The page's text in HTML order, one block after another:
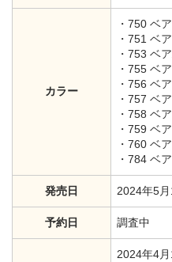
カラー
・750 ベ
・751 ベ
・753 ベ
・755 ベ
・756 ベ
・757 ベ
・758 ベ
・759 ベ
・760 ベ
・784 ベ
発売日 2024年5
予約日 調査中
2024年4